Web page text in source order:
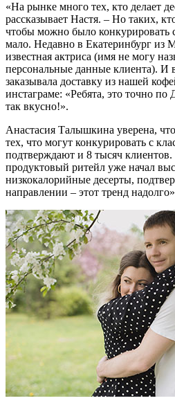
«На рынке много тех, кто делает
рассказывает Настя. – Но таких,
чтобы можно было конкурировать
мало. Недавно в Екатеринбург из
известная актриса (имя не могу
персональные данные клиента). И
заказывала доставку из нашей
инстаграме: «Ребята, это точно
так вкусно!».
Анастасия Талышкина уверена,
тех, что могут конкурировать с
подтверждают и 8 тысяч
продуктовый ритейл уже начал
низкокалорийные десерты,
направлении – этот тренд